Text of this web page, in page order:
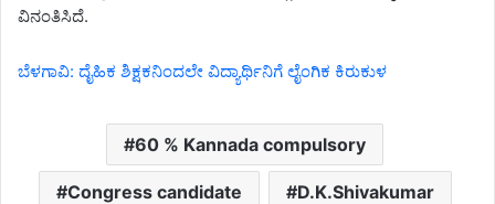
ವಿನಂತಿಸಿದೆ.
ಬೆಳಗಾವಿ: ದೈಹಿಕ ಶಿಕ್ಷಕನಿಂದಲೇ ವಿದ್ಯಾರ್ಥಿನಿಗೆ ಲೈಂಗಿಕ ಕಿರುಕುಳ
60 % Kannada compulsory
Congress candidate D.K.Shivakumar